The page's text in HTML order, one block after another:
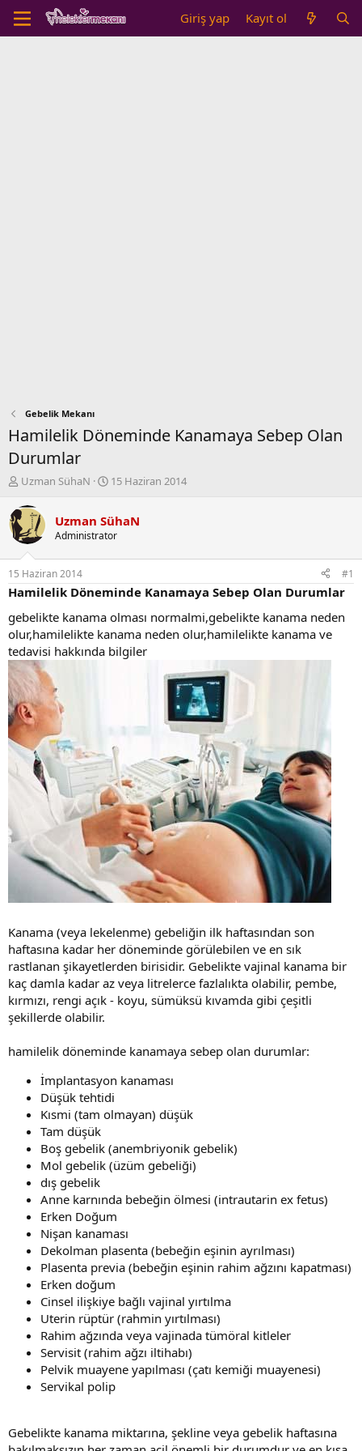
Giriş yap Kayıt ol
Gebelik Mekanı
Hamilelik Döneminde Kanamaya Sebep Olan
Durumlar
K
n
b
u
y
u
b
a
ş
l
a
t
a
n
Uzman SühaN
B
l
a
ı
ç
a
r
i
15 Haziran 2014
Uzman SühaN
Administrator
15 Haziran 2014 #1
Hamilelik Döneminde Kanamaya Sebep Olan Durumlar
gebelikte kanama olması normalmi,gebelikte kanama neden
olur,hamilelikte kanama neden olur,hamilelikte kanama ve
tedavisi hakkında bilgiler
Kanama (veya lekelenme) gebeliğin ilk haftasından son
haftasına kadar her döneminde görülebilen ve en sık
rastlanan şikayetlerden birisidir. Gebelikte vajinal kanama bir
kaç damla kadar az veya litrelerce fazlalıkta olabilir, pembe,
kırmızı, rengi açık - koyu, sümüksü kıvamda gibi çeşitli
şekillerde olabilir.
hamilelik döneminde kanamaya sebep olan durumlar:
İmplantasyon kanaması
Düşük tehtidi
Kısmi (tam olmayan) düşük
Tam düşük
Boş gebelik (anembriyonik gebelik)
Mol gebelik (üzüm gebeliği)
dış gebelik
Anne karnında bebeğin ölmesi (intrautarin ex fetus)
Erken Doğum
Nişan kanaması
Dekolman plasenta (bebeğin eşinin ayrılması)
Plasenta previa (bebeğin eşinin rahim ağzını kapatması)
Erken doğum
Cinsel ilişkiye bağlı vajinal yırtılma
Uterin rüptür (rahmin yırtılması)
Rahim ağzında veya vajinada tümöral kitleler
Servisit (rahim ağzı iltihabı)
Pelvik muayene yapılması (çatı kemiği muayenesi)
Servikal polip
Gebelikte kanama miktarına, şekline veya gebelik haftasına